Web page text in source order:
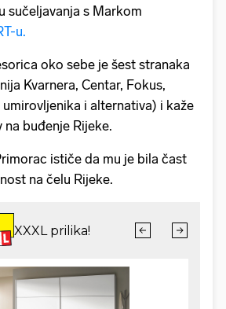
sučeljavanja s Markom
u.
oko sebe je šest stranaka
Kvarnera, Centar, Fokus,
i alternativa) i kaže
buđenje Rijeke.
ističe da mu je bila čast
na čelu Rijeke.